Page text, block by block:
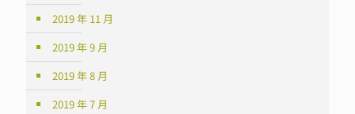
2019 年 11 月
2019 年 9 月
2019 年 8 月
2019 年 7 月